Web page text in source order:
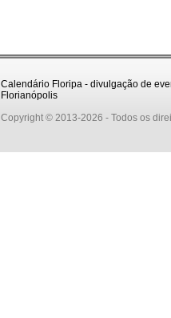
Calendário Floripa - divulgação de
Florianópolis
Copyright © 2013-2026 - Todos os